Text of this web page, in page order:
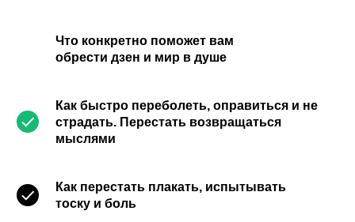
Что конкретно поможет вам
обрести дзен и мир в душе
Как быстро переболеть, оправиться и не
страдать. Перестать возвращаться
мыслями
Как перестать плакать, испытывать
тоску и боль